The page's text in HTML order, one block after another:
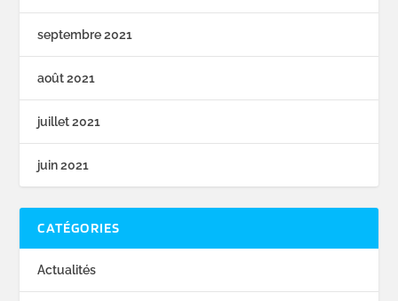
septembre 2021
août 2021
juillet 2021
juin 2021
CATÉGORIES
Actualités